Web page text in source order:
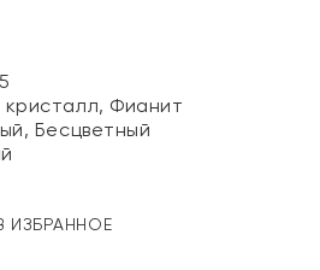
Фианит
Бесцветный
ИЗБРАННОЕ